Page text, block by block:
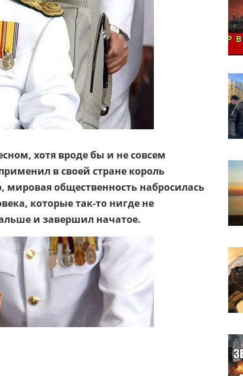
хотя вроде бы и не совсем
в своей стране король
мировая общественность набросилась
которые так-то нигде не
и завершил начатое.